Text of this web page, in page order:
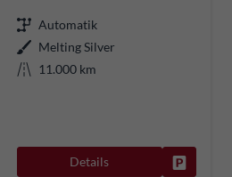
Automatik
Melting Silver
11.000 km
Details